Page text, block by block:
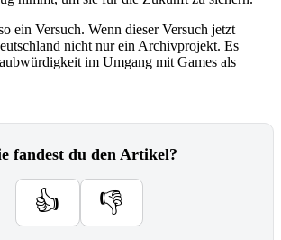
ein Versuch. Wenn dieser Versuch jetzt
nicht nur ein Archivprojekt. Es
im Umgang mit Games als
fandest du den Artikel?
👍 👎